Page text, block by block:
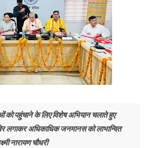
को पहुंचाने के लिए विशेष अभियान चलाते हुए
लगाकर अधिकाधिक जनमानस को लाभान्वित
नारायण चौधरी